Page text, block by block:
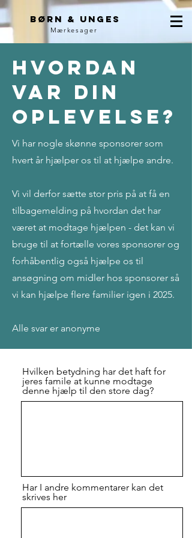
Børn & unges
Mærkesager
Hvordan
var din
oplevelse?
Vi har nogle skønne sponsorer som
hvert år hjælper os til at hjælpe andre.
Vi vil derfor sætte stor pris på at få en
tilbagemelding på hvordan det har
været at modtage hjælpen - det kan vi
bruge til at fortælle vores sponsorer og
forhåbentlig også hjælpe os til
ansøgning om midler hos sponsorer så
vi kan hjælpe flere familier igen i 2025.
Alle svar er anonyme
Hvilken betydning har det haft for
jeres famile at kunne modtage
denne hjælp til den store dag?
Har I andre kommentarer kan det
skrives her